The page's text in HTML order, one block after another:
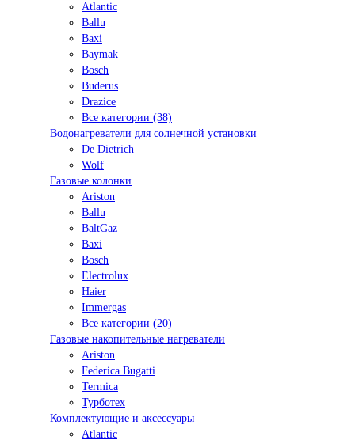
Atlantic
Ballu
Baxi
Baymak
Bosch
Buderus
Drazice
Все категории (38)
Водонагреватели для солнечной установки
De Dietrich
Wolf
Газовые колонки
Ariston
Ballu
BaltGaz
Baxi
Bosсh
Electrolux
Haier
Immergas
Все категории (20)
Газовые накопительные нагреватели
Ariston
Federica Bugatti
Termica
Турботех
Комплектующие и аксессуары
Atlantic